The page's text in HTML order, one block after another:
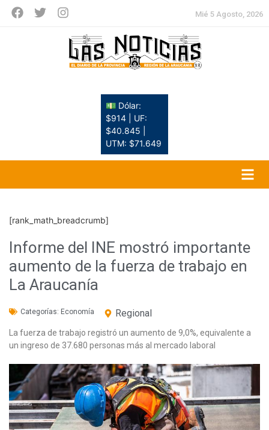
Mié 5 Agosto, 2026
💵 Dólar:
$914 | UF:
$40.845 |
UTM: $71.649
[rank_math_breadcrumb]
Informe del INE mostró importante
aumento de la fuerza de trabajo en
La Araucanía
Categorías: Economía Regional
La fuerza de trabajo registró un aumento de 9,0%, equivalente a
un ingreso de 37.680 personas más al mercado laboral